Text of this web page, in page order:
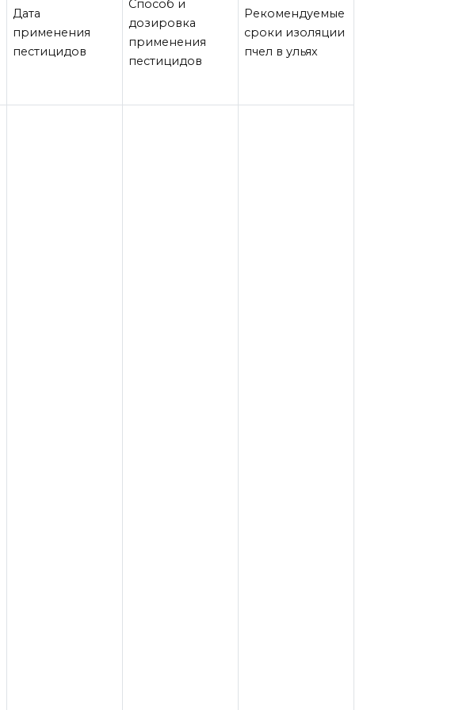
Дата
применения
пестицидов
Способ и
дозировка
применения
пестицидов
Рекомендуемые
сроки изоляции
пчел в ульях